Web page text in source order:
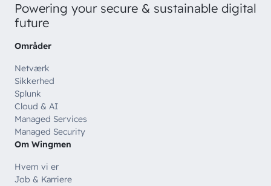
Powering your secure & sustainable digital
future
Områder
Netværk
Sikkerhed
Splunk
Cloud & AI
Managed Services
Managed Security
Om Wingmen
Hvem vi er
Job & Karriere